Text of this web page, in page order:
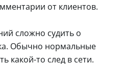
от клиентов.
сложно судить о
Обычно нормальные
какой-то след в сети.